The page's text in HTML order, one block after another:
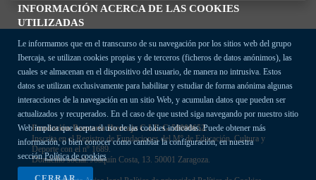
INFORMACIÓN ACERCA DE LAS COOKIES
UTILIZADAS
Le informamos que en el transcurso de su navegación por los sitios web del grupo
Ibercaja, se utilizan cookies propias y de terceros (ficheros de datos anónimos), las
cuales se almacenan en el dispositivo del usuario, de manera no intrusiva. Estos
datos se utilizan exclusivamente para habilitar y estudiar de forma anónima algunas
interacciones de la navegación en un sitio Web, y acumulan datos que pueden ser
actualizados y recuperados. En el caso de que usted siga navegando por nuestro sitio
Web implica que acepta el uso de las cookies indicadas. Puede obtener más
información, o bien conocer cómo cambiar la configuración, en nuestra
secciónPolítica de cookies
Fundación Bancaria Ibercaja C.I.F. G-50000652.
Inscrita en el Registro de Fundaciones del Mº de Educación, Cultura y
Deporte con el nº 1689.
Domicilio social: Joaquín Costa, 13. 50001 Zaragoza.